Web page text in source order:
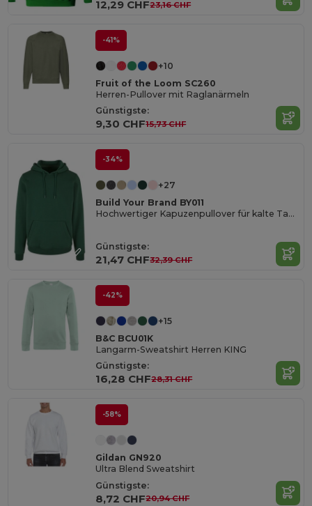
12,29 CHF23,16 CHF
-41%
+10
Fruit of the Loom SC260
Herren-Pullover mit Raglanärmeln
Günstigste:
9,30 CHF15,73 CHF
-34%
+27
Build Your Brand BY011
Hochwertiger Kapuzenpullover für kalte Tage
Günstigste:
21,47 CHF32,39 CHF
-42%
+15
B&C BCU01K
Langarm-Sweatshirt Herren KING
Günstigste:
16,28 CHF28,31 CHF
-58%
Gildan GN920
Ultra Blend Sweatshirt
Günstigste:
8,72 CHF20,94 CHF